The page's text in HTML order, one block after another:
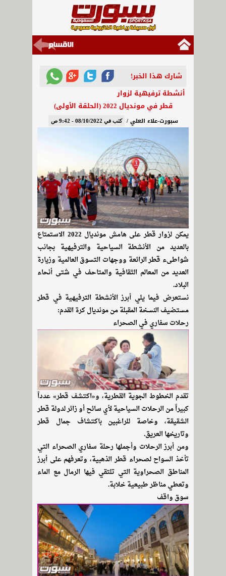
شارك هذا الخبر!
أنشطة ترفيهية لزوار
قطر في مونديال 2022 (الحلقة الأولى)
سبورت-علاء العلي / كتب في 08/10/2022 - 9:42 ص
يمكن لزوار قطر على هامش مونديال 2022 الاستمتاع
بالعديد من الأنشطة السياحية والترفيهية بجانب
شواطىء قطر الرائعة ووجهات التسوق العالمية وزيارة
العديد من المعالم الثقافية والمتاحف في شتى أنحاء
البلاد.
نستعرض فيما يلي أبرز الأنشطة الترفيهية في قطر
مستضيف النسخة المقبلة من مونديال كرة القدم:
رحلات سفاري في الصحراء
تقدم الخطوط الجوية القطرية، و«اكتشف قطر» عدداً
كبيراً من الرحلات السياحية لأي سائح أو زائر لدولة قطر
الشقيقة، وخاصة للراغبين باكتشاف جمال قطر
وتاريخها العريق.
ومن أبرز الرحلات وأجملها رحلة سفاري الصحراء التي
تأخذ السواح لصحراء قطر الذهبية، وتعرفهم على أبرز
المناطق الصحراوية التي تلتقي فيها الرمال مع الماء
وتعطي مناظر طبيعية خلابة.
سوق واقف